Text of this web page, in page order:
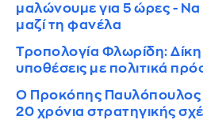
μαλώνουμε για 5 ώρες - Να
μαζί τη φανέλα
Τροπολογία Φλωρίδη:
υποθέσεις με πολιτικά
Ο Προκόπης Παυλόπουλος
20 χρόνια στρατηγικής